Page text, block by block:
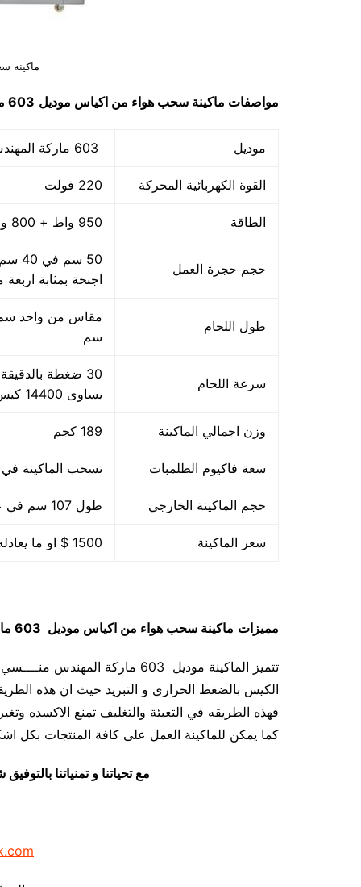
ماكينة
مواصفات ماكينة سحب هواء من اكياس موديل 603 ماركة مهندس منســـي
موديل
القوة الكهربائية المحركة 220 فولت
الطاقة 950 واط + 800 واط اللحام
حجم حجرة العمل
اجنحة بمثابة اربعة
طول اللحام
سم
سرعة اللحام
يساوى 14400 كيس بالساعة بمقاس مبدئي
وزن اجمالي الماكينة 189 كجم
سعة فاكيوم الطلمبات تسحب الماكينة في حدود 40 متر مكعب هواء فاكيوم من
حجم الماكينة الخارجي طول 107 سم في عرض 85 سم في ارتفاع 105 سم
سعر الماكينة 1500 $ او ما يعادله بالجنيه المصرى
مميزات ماكينة سحب هواء من اكياس موديل 603 ماركة مهندس مــنسي
تتميز الماكينة موديل 603 ماركة
الكيس بالضغط الحراري و التبريد حيث ان هذه
فهذه الطريقه في التعبئة والتغليف تمنع الاكسده
كما يمكن للماكينة العمل على كافة المنتجات بكل
مع تحياتنا و تمنياتنا